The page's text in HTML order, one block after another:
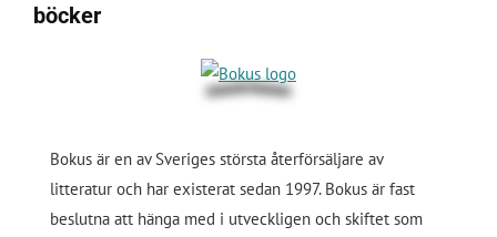
böcker
Bokus är en av Sveriges största återförsäljare av
litteratur och har existerat sedan 1997. Bokus är fast
beslutna att hänga med i utveckligen och skiftet som